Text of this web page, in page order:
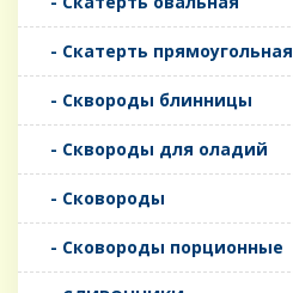
- Скатерть прямоугольная
- Сквороды блинницы
- Сквороды для оладий
- Сковороды
- Сковороды порционные